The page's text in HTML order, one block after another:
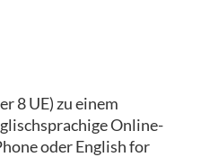
8 UE) zu einem
Online-
oder English for